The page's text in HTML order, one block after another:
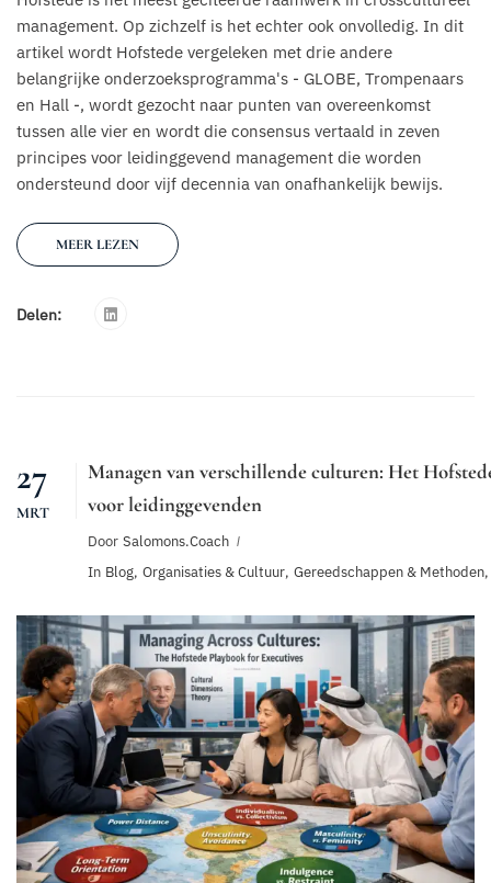
management. Op zichzelf is het echter ook onvolledig. In dit
artikel wordt Hofstede vergeleken met drie andere
belangrijke onderzoeksprogramma's - GLOBE, Trompenaars
en Hall -, wordt gezocht naar punten van overeenkomst
tussen alle vier en wordt die consensus vertaald in zeven
principes voor leidinggevend management die worden
ondersteund door vijf decennia van onafhankelijk bewijs.
MEER LEZEN
Delen:
27
MRT
Managen van verschillende culturen: Het
voor leidinggevenden
Door Salomons.coach
In Blog, Organisaties & Cultuur, Gereedschappen & Methoden,